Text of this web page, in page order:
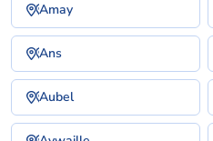
Amay
Ans
Aubel